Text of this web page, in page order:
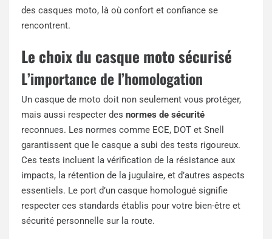
des casques moto, là où confort et confiance se
rencontrent.
Le choix du casque moto sécurisé
L’importance de l’homologation
Un casque de moto doit non seulement vous protéger,
mais aussi respecter des normes de sécurité
reconnues. Les normes comme ECE, DOT et Snell
garantissent que le casque a subi des tests rigoureux.
Ces tests incluent la vérification de la résistance aux
impacts, la rétention de la jugulaire, et d’autres aspects
essentiels. Le port d’un casque homologué signifie
respecter ces standards établis pour votre bien-être et
sécurité personnelle sur la route.